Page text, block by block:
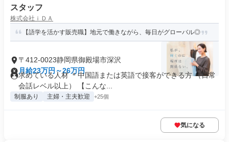
スタッフ
株式会社ｉＤＡ
【語学を活かす販売職】地元で働きながら、毎日がグローバル◎
〒412-0023静岡県御殿場市深沢
月給23万円～26万円
求めている人材 ＊中国語または英語で接客ができる方 （日常
会話レベル以上） 【こんな...
制服あり 主婦・主夫歓迎 +25個
気になる